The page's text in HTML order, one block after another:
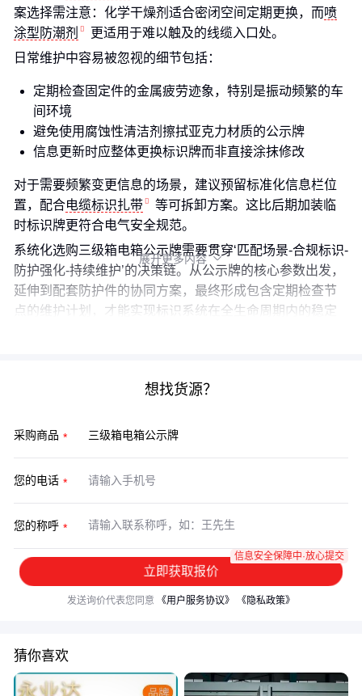
案选择需注意：化学干燥剂适合密闭空间定期更换，而喷
涂型防潮剂
更适用于难以触及的线缆入口处。
日常维护中容易被忽视的细节包括：
定期检查固定件的金属疲劳迹象，特别是振动频繁的车
间环境
避免使用腐蚀性清洁剂擦拭亚克力材质的公示牌
信息更新时应整体更换标识牌而非直接涂抹修改
对于需要频繁变更信息的场景，建议预留标准化信息栏位
置，配合电缆标识扎带
等可拆卸方案。这比后期加装临
时标识牌更符合电气安全规范。
系统化选购三级箱电箱公示牌需要贯穿‘匹配场景-合规标识-
防护强化-持续维护’的决策链。从公示牌的核心参数出发，
延伸到配套防护件的协同方案，最终形成包含定期检查节
点的维护计划，才能实现标识系统在全生命周期内的稳定
展开更多内容 
想找货源？
采购商品
您的电话
您的称呼
立即获取报价
信息安全保障中·放心提交
发送询价代表您同意 《用户服务协议》 《隐私政策》
猜你喜欢